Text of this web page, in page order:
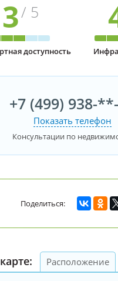
3/ 5
доступность
+7 (499) 938-
Показать телефон
Консультации по
Расположение